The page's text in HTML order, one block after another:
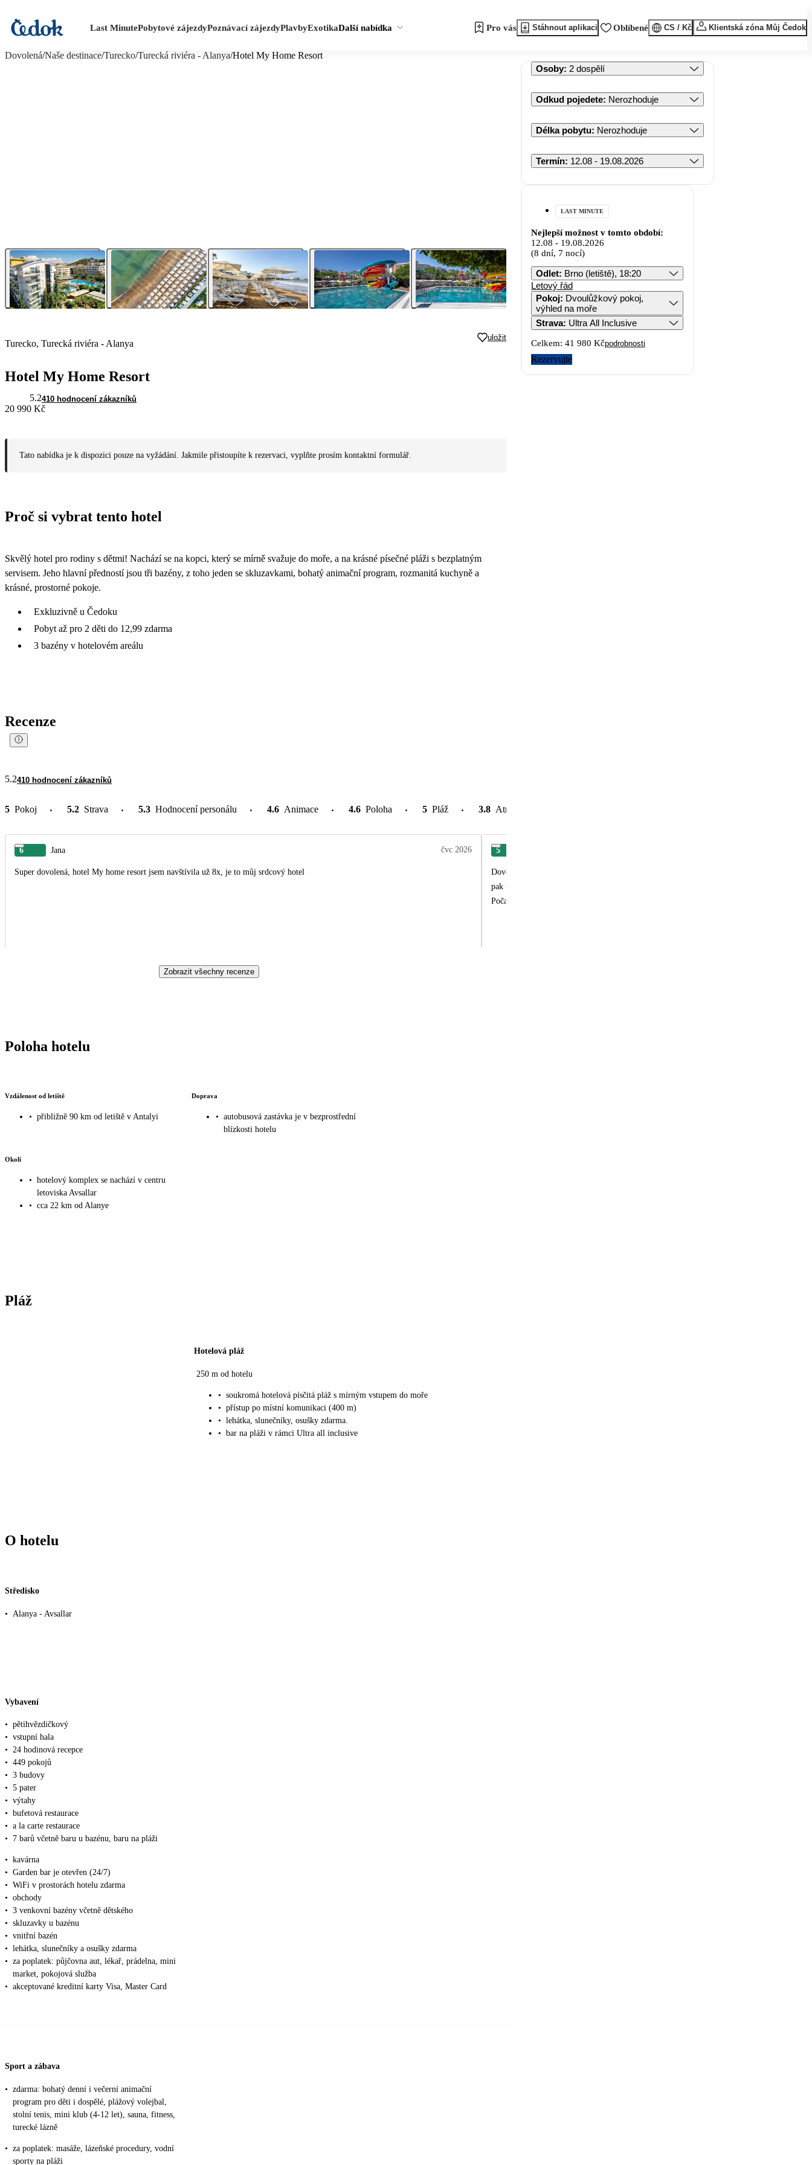
Last MinutePobytové zájezdyPoznávací zájezdyPlavbyExotikaDalší nabídka Pro vás Stáhnout aplikaci Oblíbené CS / Kč Klientská zóna Můj Čedok
Dovolená/Naše destinace/Turecko/Turecká riviéra - Alanya/Hotel My Home Resort
Turecko, Turecká riviéra - Alanya
uložit
Hotel My Home Resort
5.2410 hodnocení zákazníků
20 990 Kč
Tato nabídka je k dispozici pouze na vyžádání. Jakmile přistoupíte k rezervaci, vyplňte prosím kontaktní formulář.
Proč si vybrat tento hotel
Skvělý hotel pro rodiny s dětmi! Nachází se na kopci, který se mírně svažuje do moře, a na krásné písečné pláži s bezplatným
servisem. Jeho hlavní předností jsou tři bazény, z toho jeden se skluzavkami, bohatý animační program, rozmanitá kuchyně a
krásné, prostorné pokoje.
Exkluzivně u Čedoku
Pobyt až pro 2 děti do 12,99 zdarma
3 bazény v hotelovém areálu
Recenze
5.2410 hodnocení zákazníků
5 Pokoj 5.2 Strava 5.3 Hodnocení personálu 4.6 Animace 4.6 Poloha 5 Pláž 3.8 Atrakce v okolí
6 Jana čvc 2026
Super dovolená, hotel My home resort jsem navštívila už 8x, je to můj srdcový hotel
5
Dovolená se nám líbila, i když vše úplně ne. Hodně lidí, sehnat místo u bazénu bylo někdy
pak už nebylo kam si lehnout. Jinak jídlo výborné, rozmanité. Obsluha u baru rychlá a
Počasí nám vyšlo. Kdo hledá klidnější dovolenou, tak tady jí nenajde. Hanka
Zobrazit všechny recenze
Poloha hotelu
Vzdálenost od letiště
• přibližně 90 km od letiště v Antalyi
Doprava
• autobusová zastávka je v bezprostřední
blízkosti hotelu
Okolí
• hotelový komplex se nachází v centru
letoviska Avsallar
• cca 22 km od Alanye
Pláž
Hotelová pláž
250 m od hotelu
• soukromá hotelová písčitá pláž s mírným vstupem do moře
• přístup po místní komunikaci (400 m)
• lehátka, slunečníky, osušky zdarma.
• bar na pláži v rámci Ultra all inclusive
O hotelu
Středisko
• Alanya - Avsallar
Vybavení
• pětihvězdičkový
• vstupní hala
• 24 hodinová recepce
• 449 pokojů
• 3 budovy
• 5 pater
• výtahy
• bufetová restaurace
• a la carte restaurace
•
7 barů včetně baru u bazénu, baru na pláži
• kavárna
• Garden bar je otevřen (24/7)
• WiFi v prostorách hotelu zdarma
• obchody
• 3 venkovní bazény včetně dětského
• skluzavky u bazénu
• vnitřní bazén
• lehátka, slunečníky a osušky zdarma
• za poplatek: půjčovna aut, lékař, prádelna, mini
market, pokojová služba
• akceptované kreditní karty Visa, Master Card
Sport a zábava
• zdarma: bohatý denní i večerní animační
program pro děti i dospělé, plážový volejbal,
stolní tenis, mini klub (4-12 let), sauna, fitness,
turecké lázně
• za poplatek: masáže, lázeňské procedury, vodní
sporty na pláži
Osoby: 2 dospělí
Odkud pojedete: Nerozhoduje
Délka pobytu: Nerozhoduje
Termín: 12.08 - 19.08.2026
LAST MINUTE
Nejlepší možnost v tomto období:
12.08 - 19.08.2026
(8 dní, 7 nocí)
Odlet: Brno (letiště), 18:20
Letový řád
Pokoj: Dvoulůžkový pokoj,
výhled na moře
Strava: Ultra All Inclusive
Celkem: 41 980 Kčpodrobnosti
Rezervujte